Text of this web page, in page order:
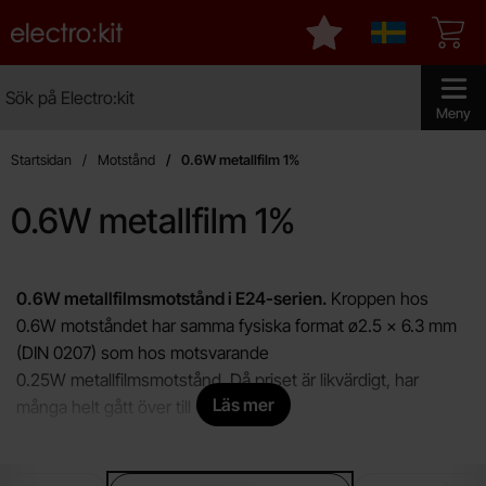
Meny
Startsidan för Electro:kit
Sverige
Mina favoriter
Startsidan Motstånd 0.6W metallfilm 1%
0.6W metallfilm 1%
produkter
Läs mer
0.6W metallfilmsmotstånd i E24-serien. Kroppen hos
0.6W motståndet har samma fysiska format ø2.5 x 6.3 mm
(DIN 0207) som hos motsvarande
0.25W metallfilmsmotstånd. Då priset är likvärdigt, har
många helt gått över till 0.6W.
tillverkad av glas eller keramik. Runt kärnan finns en tunn